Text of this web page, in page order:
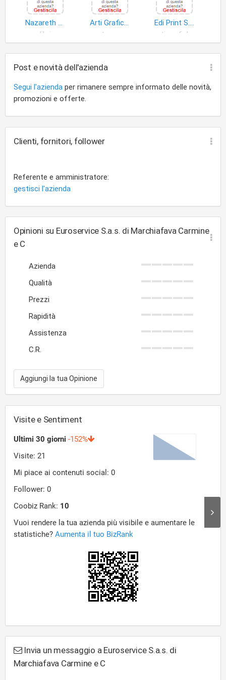
mobiliari ed immobiliari, finanziarie, con esclusione di quelle di
legge, in particolare del d.L.1.9.93 N.385 Artt.106 E 113 e legge
n.1, E potra' assumere interessenze e partecipazioni, con
tutte le agevolazioni regionali, nazionali e comunitarie,
presenti e future previste dalle leggi sullo sviluppo del
territorio e di tutte le altre leggi che arrechino comunque
agevolazioni, incentivazioni ed esenzioni per il mezzogiorno
d'italia.
Nazareth Nel Mondo di Giovanni Nasti S.a.s
libri
Arti Grafiche C.D.N. S.r.l
stampa
Edi Print S.a.s. di Sorio Rosaria & C
arti grafiche
Post e novità dell'azienda
Segui l'azienda per rimanere sempre informato delle novità,
promozioni e offerte.
Clienti, fornitori, follower
Referente e amministratore:
gestisci l'azienda
Opinioni su Euroservice S.a.s. di Marchiafava Carmine
e C
Azienda
Qualità
Prezzi
Rapidità
Assistenza
C.R.
Aggiungi la tua Opinione
Visite e Sentiment
Invia un messaggio a Euroservice S.a.s. di
Marchiafava Carmine e C